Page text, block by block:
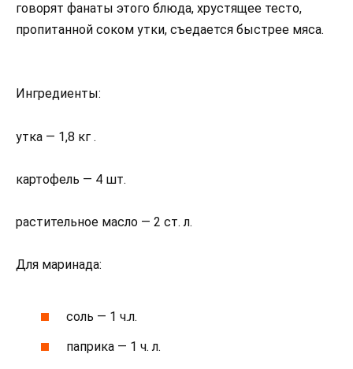
говорят фанаты этого блюда, хрустящее тесто,
пропитанной соком утки, съедается быстрее мяса.
Ингредиенты:
утка — 1,8 кг .
картофель — 4 шт.
растительное масло — 2 ст. л.
Для маринада:
соль — 1 ч.л.
паприка — 1 ч. л.